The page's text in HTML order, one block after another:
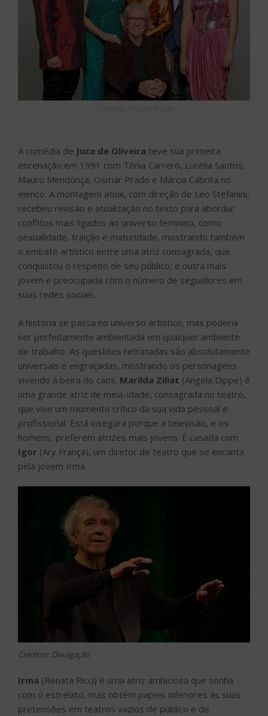
A comédia de Juca de Oliveira teve sua primeira
encenação em 1991 com Tônia Carrero, Lucélia Santos,
Mauro Mendonça, Osmar Prado e Márcia Cabrita no
elenco. A montagem atual, com direção de Léo Stefanini,
recebeu revisão e atualização no texto para abordar
conflitos mais ligados ao universo feminino, como
sexualidade, traição e maturidade, mostrando também
o embate artístico entre uma atriz consagrada, que
conquistou o respeito de seu público, e outra mais
jovem e preocupada com o número de seguidores em
suas redes sociais.
A história se passa no universo artístico, mas poderia
ser perfeitamente ambientada em qualquer ambiente
de trabalho. As questões retratadas são absolutamente
universais e engraçadas, mostrando os personagens
vivendo à beira do caos. Marilda Ziliat (Angela Dippe) é
uma grande atriz de meia-idade, consagrada no teatro,
que vive um momento crítico da sua vida pessoal e
profissional. Está insegura porque a televisão, e os
homens, preferem atrizes mais jovens. É casada com
Igor (Ary França), um diretor de teatro que se encanta
pela jovem Irma.
Créditos: Divulgação
Irma (Renata Ricci) é uma atriz ambiciosa que sonha
com o estrelato, mas obtém papeis inferiores às suas
pretensões em teatros vazios de público e de